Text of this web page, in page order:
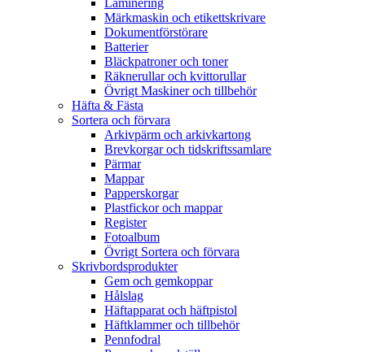
Laminering
Märkmaskin och etikettskrivare
Dokumentförstörare
Batterier
Bläckpatroner och toner
Räknerullar och kvittorullar
Övrigt Maskiner och tillbehör
Häfta & Fästa
Sortera och förvara
Arkivpärm och arkivkartong
Brevkorgar och tidskriftssamlare
Pärmar
Mappar
Papperskorgar
Plastfickor och mappar
Register
Fotoalbum
Övrigt Sortera och förvara
Skrivbordsprodukter
Gem och gemkoppar
Hålslag
Häftapparat och häftpistol
Häftklammer och tillbehör
Pennfodral